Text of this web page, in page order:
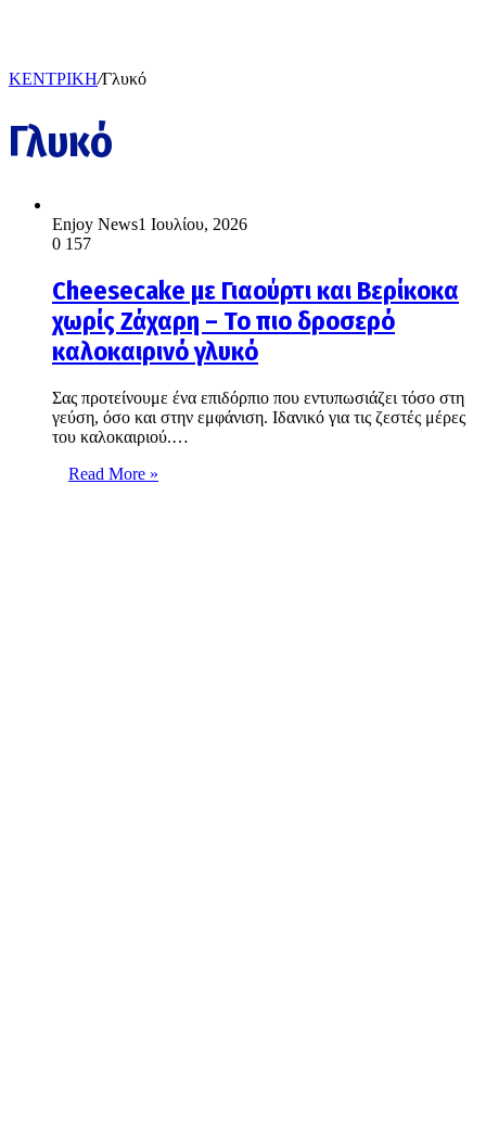
ΚΕΝΤΡΙΚΗ/Γλυκό
Γλυκό
Enjoy News1 Ιουλίου, 2026
0 157
Cheesecake με Γιαούρτι και Βερίκοκα
χωρίς Ζάχαρη – Το πιο δροσερό
καλοκαιρινό γλυκό
Σας προτείνουμε ένα επιδόρπιο που εντυπωσιάζει τόσο στη
γεύση, όσο και στην εμφάνιση. Ιδανικό για τις ζεστές μέρες
του καλοκαιριού.…
Read More »